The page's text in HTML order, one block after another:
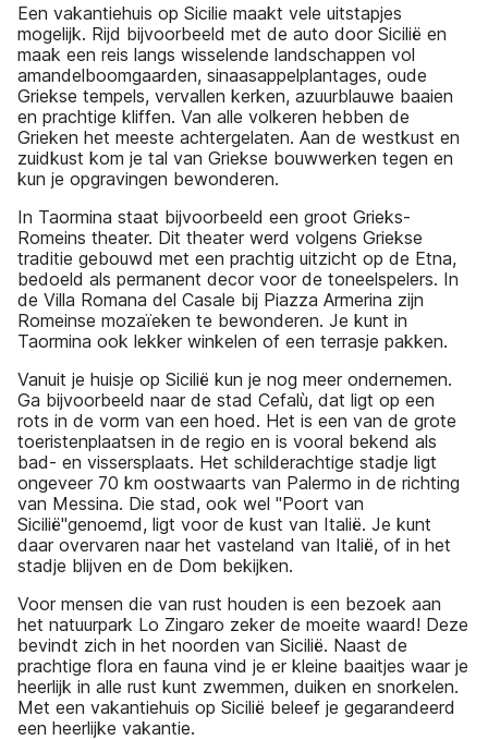
Een vakantiehuis op Sicilie maakt vele uitstapjes
mogelijk. Rijd bijvoorbeeld met de auto door Sicilië en
maak een reis langs wisselende landschappen vol
amandelboomgaarden, sinaasappelplantages, oude
Griekse tempels, vervallen kerken, azuurblauwe baaien
en prachtige kliffen. Van alle volkeren hebben de
Grieken het meeste achtergelaten. Aan de westkust en
zuidkust kom je tal van Griekse bouwwerken tegen en
kun je opgravingen bewonderen.
In Taormina staat bijvoorbeeld een groot Grieks-
Romeins theater. Dit theater werd volgens Griekse
traditie gebouwd met een prachtig uitzicht op de Etna,
bedoeld als permanent decor voor de toneelspelers. In
de Villa Romana del Casale bij Piazza Armerina zijn
Romeinse mozaïeken te bewonderen. Je kunt in
Taormina ook lekker winkelen of een terrasje pakken.
Vanuit je huisje op Sicilië kun je nog meer ondernemen.
Ga bijvoorbeeld naar de stad Cefalù, dat ligt op een
rots in de vorm van een hoed. Het is een van de grote
toeristenplaatsen in de regio en is vooral bekend als
bad- en vissersplaats. Het schilderachtige stadje ligt
ongeveer 70 km oostwaarts van Palermo in de richting
van Messina. Die stad, ook wel "Poort van
Sicilië"genoemd, ligt voor de kust van Italië. Je kunt
daar overvaren naar het vasteland van Italië, of in het
stadje blijven en de Dom bekijken.
Voor mensen die van rust houden is een bezoek aan
het natuurpark Lo Zingaro zeker de moeite waard! Deze
bevindt zich in het noorden van Sicilië. Naast de
prachtige flora en fauna vind je er kleine baaitjes waar je
heerlijk in alle rust kunt zwemmen, duiken en snorkelen.
Met een vakantiehuis op Sicilië beleef je gegarandeerd
een heerlijke vakantie.